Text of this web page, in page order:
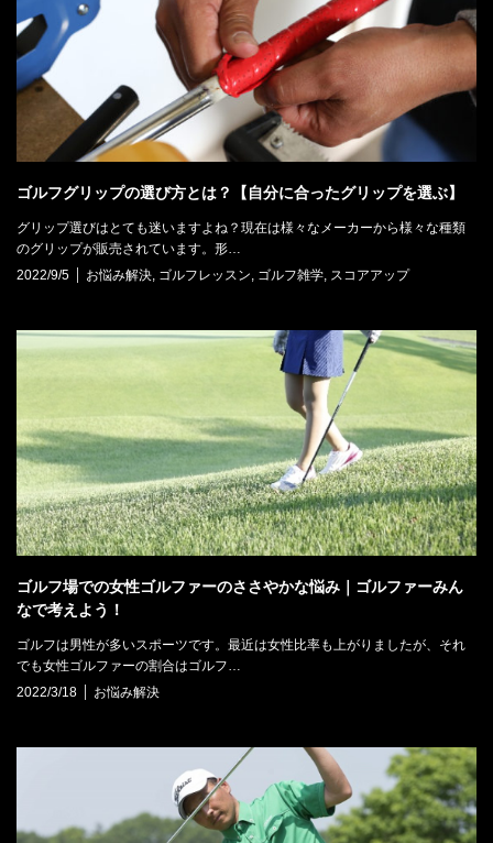
ゴルフグリップの選び方とは？【自分に合ったグリップを選ぶ】
グリップ選びはとても迷いますよね？現在は様々なメーカーから様々な種類
のグリップが販売されています。形…
2022/9/5
お悩み解決 ゴルフレッスン ゴルフ雑学 スコアアップ
ゴルフ場での女性ゴルファーのささやかな悩み｜ゴルファーみん
なで考えよう！
ゴルフは男性が多いスポーツです。最近は女性比率も上がりましたが、それ
でも女性ゴルファーの割合はゴルフ…
2022/3/18
お悩み解決